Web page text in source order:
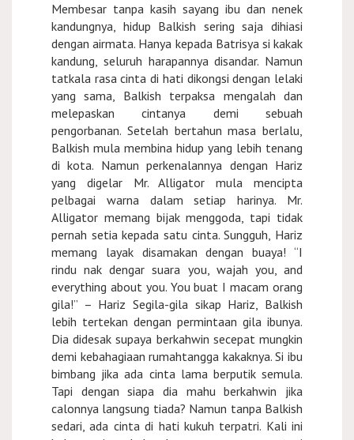
Membesar tanpa kasih sayang ibu dan nenek
kandungnya, hidup Balkish sering saja dihiasi
dengan airmata. Hanya kepada Batrisya si kakak
kandung, seluruh harapannya disandar. Namun
tatkala rasa cinta di hati dikongsi dengan lelaki
yang sama, Balkish terpaksa mengalah dan
melepaskan cintanya demi sebuah
pengorbanan. Setelah bertahun masa berlalu,
Balkish mula membina hidup yang lebih tenang
di kota. Namun perkenalannya dengan Hariz
yang digelar Mr. Alligator mula mencipta
pelbagai warna dalam setiap harinya. Mr.
Alligator memang bijak menggoda, tapi tidak
pernah setia kepada satu cinta. Sungguh, Hariz
memang layak disamakan dengan buaya! “I
rindu nak dengar suara you, wajah you, and
everything about you. You buat I macam orang
gila!” – Hariz Segila-gila sikap Hariz, Balkish
lebih tertekan dengan permintaan gila ibunya.
Dia didesak supaya berkahwin secepat mungkin
demi kebahagiaan rumahtangga kakaknya. Si ibu
bimbang jika ada cinta lama berputik semula.
Tapi dengan siapa dia mahu berkahwin jika
calonnya langsung tiada? Namun tanpa Balkish
sedari, ada cinta di hati kukuh terpatri. Kali ini